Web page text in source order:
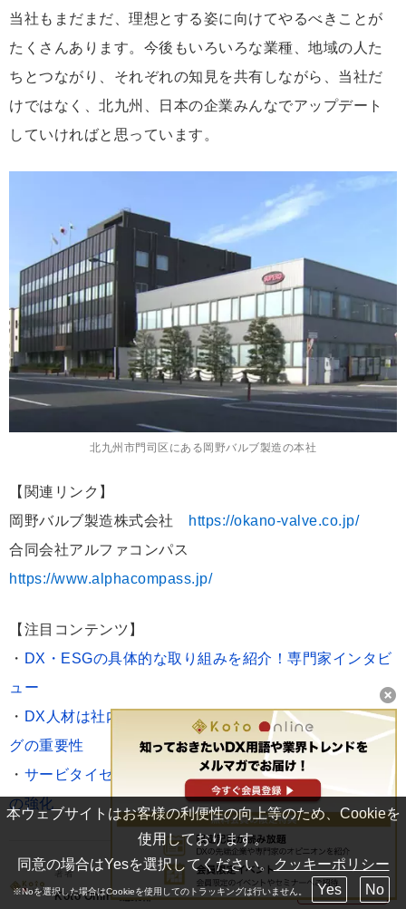
当社もまだまだ、理想とする姿に向けてやるべきことが
たくさんあります。今後もいろいろな業種、地域の人た
ちとつながり、それぞれの知見を共有しながら、当社だ
けではなく、北九州、日本の企業みんなでアップデート
していければと思っています。
北九州市門司区にある岡野バルブ製造の本社
【関連リンク】
岡野バルブ製造株式会社
https://okano-valve.co.jp/
合同会社アルファコンパス
https://www.alphacompass.jp/
【注目コンテンツ】
・ DX・ESGの具体的な取り組みを紹介！専門家インタビ
ュー
・ DX人材は社内にあり！リコーに学ぶ技術者リスキリン
グの重要性
・ サービタイゼーションによる付加価値の創造と競争力
の強化
著者
Koto Online編集部 フォロー
本ウェブサイトはお客様の利便性の向上等のため、Cookieを
使用しております。
同意の場合はYesを選択してください。 クッキーポリシー
※Noを選択した場合はCookieを使用してのトラッキングは行いません。 Yes No